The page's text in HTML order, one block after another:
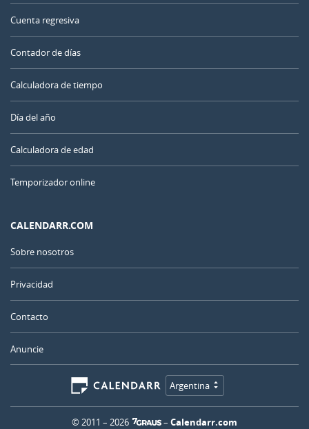
Cuenta regresiva
Contador de días
Calculadora de tiempo
Día del año
Calculadora de edad
Temporizador online
CALENDARR.COM
Sobre nosotros
Privacidad
Contacto
Anuncie
Argentina
© 2011 – 2026 – Calendarr.com